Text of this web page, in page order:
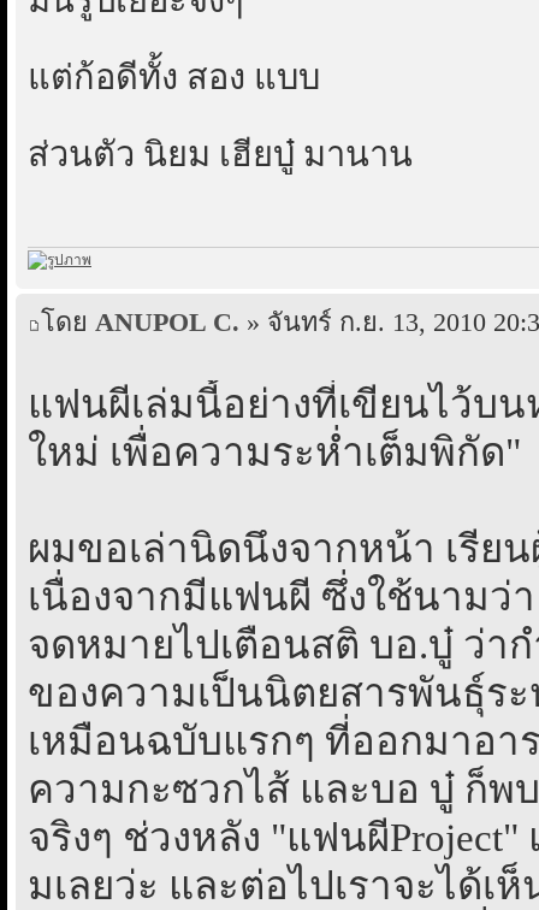
แต่ก้อดีทั้ง สอง แบบ
ส่วนตัว นิยม เฮียบู๋ มานาน
โดย ANUPOL C. » จันทร์ ก.ย. 13, 2010
แฟนผีเล่มนี้อย่างที่เขียนไว้บน
ใหม่ เพื่อความระห่ำเต็มพิกัด"
ผมขอเล่านิดนึงจากหน้า เรีย
เนื่องจากมีแฟนผี ซึ่งใช้นามว่า
จดหมายไปเตือนสติ บอ.บู๋ ว่า
ของความเป็นนิตยสารพันธุ์ร
เหมือนฉบับแรกๆ ที่ออกมาอา
ความกะซวกไส้ และบอ บู๋ ก็พ
จริงๆ ช่วงหลัง "แฟนผี
มเลยว่ะ และต่อไปเราจะได้เ